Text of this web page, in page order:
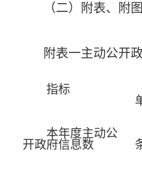
（二）附表、附图
附表一主动公开
指标
本年度主动公
开政府信息数